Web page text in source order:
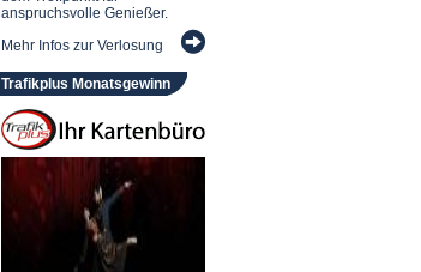
anspruchsvolle Genießer.
Mehr Infos zur Verlosung
Trafikplus Monatsgewinn